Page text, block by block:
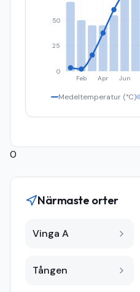
Feb Apr Jun
0
25
50
Medeltemperatur (°C)
0
Närmaste orter
Vinga A
Tången